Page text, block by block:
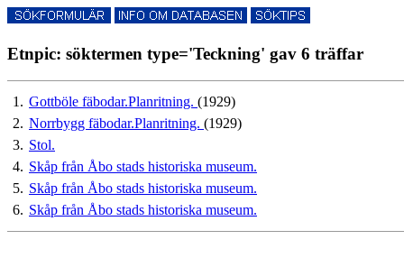
Etnpic: söktermen type='Teckning' gav 6 träffar
1. Gottböle fäbodar.Planritning. (1929)
2. Norrbygg fäbodar.Planritning. (1929)
3. Stol.
4. Skåp från Åbo stads historiska museum.
5. Skåp från Åbo stads historiska museum.
6. Skåp från Åbo stads historiska museum.